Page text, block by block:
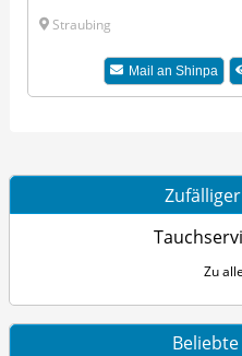
Straubing
Mail an Shinpa
Zu